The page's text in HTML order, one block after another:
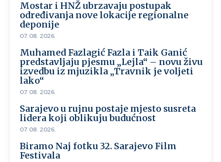
Mostar i HNŽ ubrzavaju postupak
određivanja nove lokacije regionalne
deponije
07. 08. 2026.
Muhamed Fazlagić Fazla i Taik Ganić
predstavljaju pjesmu „Lejla“ – novu živu
izvedbu iz mjuzikla „Travnik je voljeti
lako“
07. 08. 2026.
Sarajevo u rujnu postaje mjesto susreta
lidera koji oblikuju budućnost
07. 08. 2026.
Biramo Naj fotku 32. Sarajevo Film
Festivala